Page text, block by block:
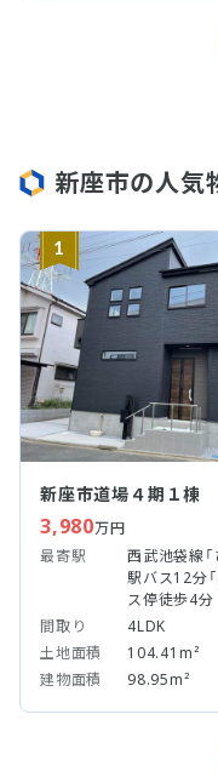
新座市の人気
1
新座市道場４期１棟
3,980万円
最寄駅
西武池袋線「
駅バス12分
ス停徒歩4分
間取り
4LDK
土地面積
104.41m²
建物面積
98.95m²